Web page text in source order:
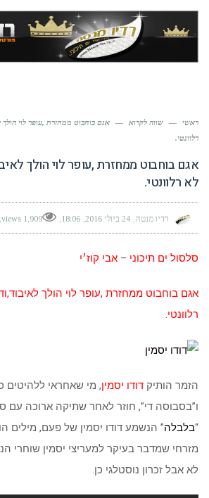
ראשי — שווה לקרוא —
אגם בוחבוט ממחזרת ,עופר לוי הולך
רלוונטי.
אגם בוחבוט ממחזרת ,עופר לוי הולך
לא רלוונטי.
רדיו מנטה 24 ביולי 2016 18:06
1,909 views
סלסול ים תיכוני – אבי קוז׳י
אגם בוחבוט ממחזרת ,עופר לוי הולך
רלוונטי.
הזמר הותיק דודו יסמין, מי שאחראי ללהיטים
ו”בסבוסה די”, חוזר לאחר שתיקה ארוכה עם
“בלבלה” הנשמע דודו יסמין של פעם, מילים
מזרחי שמדבר בעיקר למעריצי יסמין שוחרי
לא אבל זכרון נוסטלגי כן.